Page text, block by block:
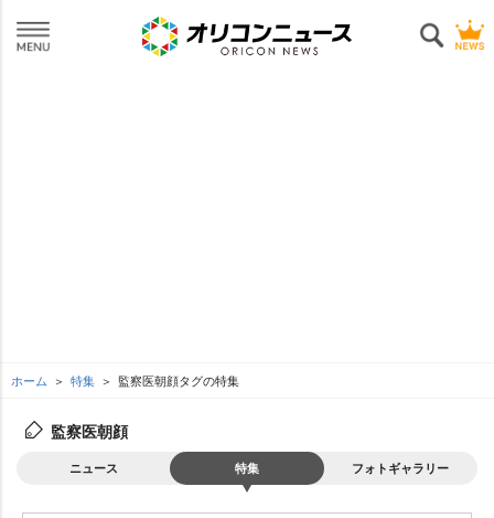
ホーム 特集 監察医朝顔タグの特集
監察医朝顔
ニュース 特集 フォトギャラリー